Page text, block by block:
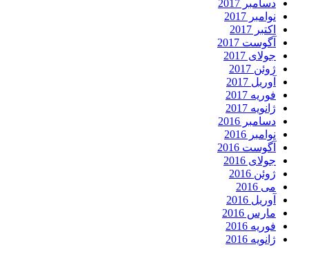
دسامبر 2017
نوامبر 2017
اکتبر 2017
آگوست 2017
جولای 2017
ژوئن 2017
آوریل 2017
فوریه 2017
ژانویه 2017
دسامبر 2016
نوامبر 2016
آگوست 2016
جولای 2016
ژوئن 2016
می 2016
آوریل 2016
مارس 2016
فوریه 2016
ژانویه 2016